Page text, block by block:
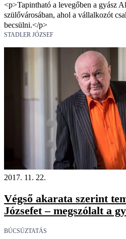
<p>Tapintható a levegőben a gyász
szülővárosában, ahol a vállalkozót
becsülni.</p>
STADLER JÓZSEF
2017. 11. 22.
Végső akarata szerint
Józsefet – megszólalt a
BÚCSÚZTATÁS